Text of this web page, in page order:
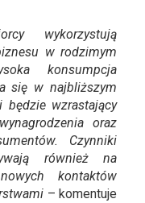
wykorzystują
w rodzimym
konsumpcja
się w najbliższym
będzie wzrastający
oraz
Czynniki
również na
kontaktów
– komentuje